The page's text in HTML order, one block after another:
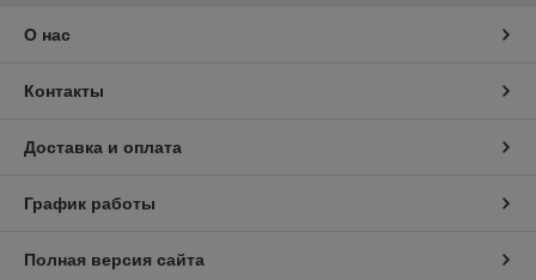
О нас
Контакты
Доставка и оплата
График работы
Полная версия сайта